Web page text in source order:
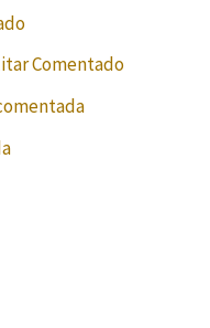
Comentado